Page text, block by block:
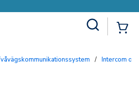
Tvåvägskommunikationssystem / Intercom